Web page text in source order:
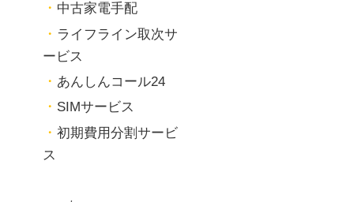
中古家電手配
ライフライン取次サ
ービス
あんしんコール24
SIMサービス
初期費用分割サービ
ス